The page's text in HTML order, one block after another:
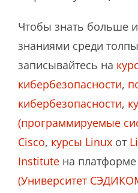
Чтобы знать больше
знаниями среди
записывайтесь на
кибербезопасности,
кибербезопасности,
(программируемые
Cisco, курсы Linux от
Institute на платформе
(Университет